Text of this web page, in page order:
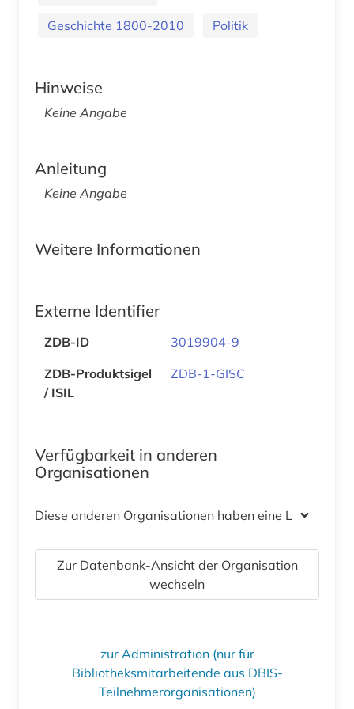
Geschichte 1800-2010
Politik
Hinweise
Keine Angabe
Anleitung
Keine Angabe
Weitere Informationen
Externe Identifier
ZDB-ID
3019904-9
ZDB-Produktsigel
/ ISIL
ZDB-1-GISC
Verfügbarkeit in anderen
Organisationen
Diese anderen Organisationen haben eine Lizenz
Zur Datenbank-Ansicht der Organisation
wechseln
zur Administration (nur für
Bibliotheksmitarbeitende aus DBIS-
Teilnehmerorganisationen)